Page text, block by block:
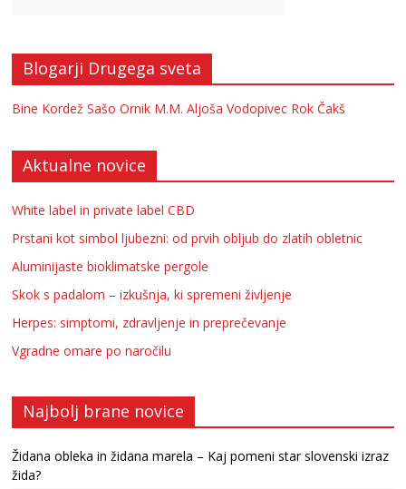
Blogarji Drugega sveta
Bine Kordež Sašo Ornik M.M. Aljoša Vodopivec Rok Čakš
Aktualne novice
White label in private label CBD
Prstani kot simbol ljubezni: od prvih obljub do zlatih obletnic
Aluminijaste bioklimatske pergole
Skok s padalom – izkušnja, ki spremeni življenje
Herpes: simptomi, zdravljenje in preprečevanje
Vgradne omare po naročilu
Najbolj brane novice
Židana obleka in židana marela – Kaj pomeni star slovenski izraz
žida?